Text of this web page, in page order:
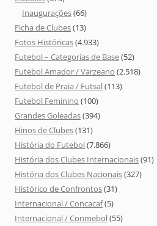
Inaugurações(66)
Ficha de Clubes(13)
Fotos Históricas(4.933)
Futebol – Categorias de Base(52)
Futebol Amador / Varzeano (2.518)
Futebol de Praia / Futsal(113)
Futebol Feminino (100)
Grandes Goleadas(394)
Hinos de Clubes(131)
História do Futebol(7.866)
História dos Clubes Internacionais(91)
História dos Clubes Nacionais(327)
Histórico de Confrontos(31)
Internacional / Concacaf(5)
Internacional / Conmebol(55)